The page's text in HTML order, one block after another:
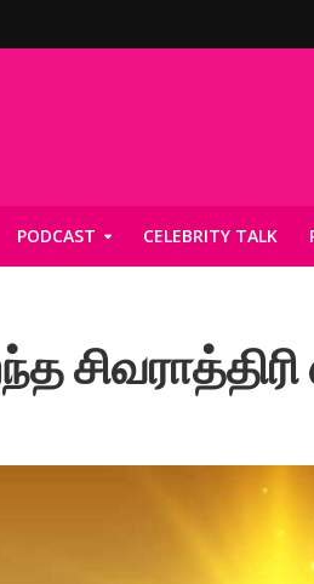
PODCAST CELEBRITY TALK
சிவராத்திரி